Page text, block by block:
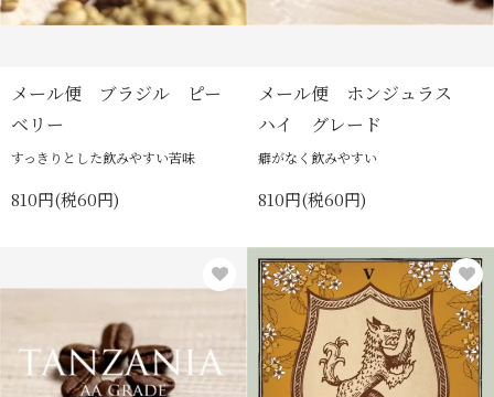
メール便 ブラジル ピー
ベリー
すっきりとした飲みやすい苦味
810円(税60円)
メール便 ホンジュラス
ハイ グレード
癖がなく飲みやすい
810円(税60円)